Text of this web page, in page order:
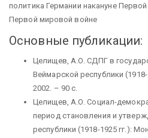
политика Германии накануне
Первой мировой войне
Основные публикации:
Целищев, А.О. СДПГ в
Веймарской республики
2002. – 90 с.
Целищев, А.О. Социал-
период становления и
республики (1918-1925 гг.):